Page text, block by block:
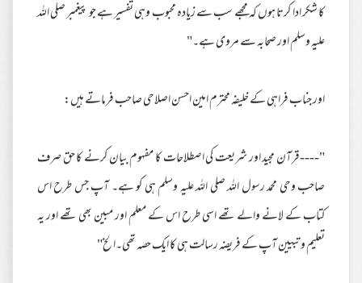
کا شکر ادا کرتا ہوں کہ مجھے سب سے زیادہ محبوب وہی تفسیر ہے جو پیغمبر صلی اللہ
علیہ وسلم اور صحابہ سے مروی ہے۔"
اور جناب فراہی کے خلیفہ محترم امین احسن اصلاحی صاحب فرماتے ہیں:
"----قرآن مجید اور شریعت کی اصطلاحات کا مفہوم بیان کرنے کا حق صرف
صاحب وحی محمد رسول اللہ صلی اللہ علیہ وسلم ہی کو ہے۔ آپ جس طرح اس
کتاب کے لانے والے تھے اسی طرح اس کے معلم اور مبین بھی تھے اور یہ
تعلیم و تبیین آپ کے فریضہ رسالت ہی کا ایک حصہ تھی۔الخ"